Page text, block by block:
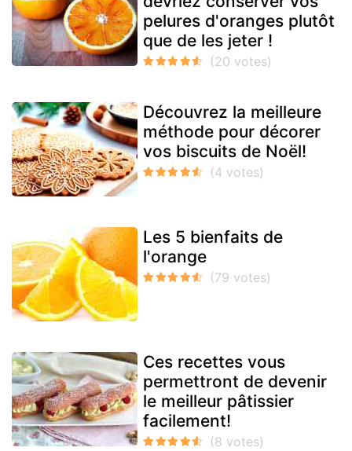
pelures d'oranges plutôt
que de les jeter !
Découvrez la meilleure
méthode pour décorer
vos biscuits de Noël!
Les 5 bienfaits de
l'orange
Ces recettes vous
permettront de devenir
le meilleur pâtissier
facilement!